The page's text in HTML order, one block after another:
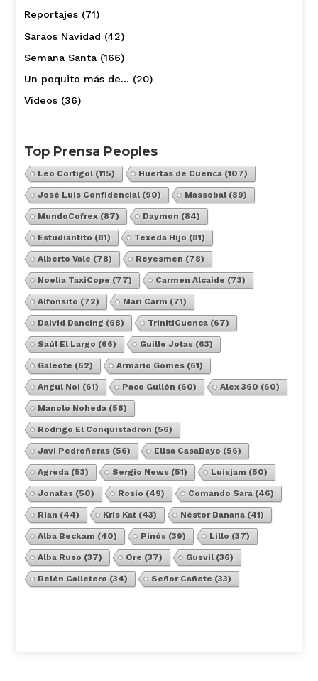
Reportajes(71)
Saraos Navidad (42)
Semana Santa(166)
Un poquito más de… (20)
Vídeos(36)
Top Prensa Peoples
Leo Cortigol(115) Huertas de Cuenca(107)
José Luis Confidencial(90) Massobal(89)
MundoCofrex(87) Daymon (84)
Estudiantito (81) Texeda Hijo (81)
Alberto Vale (78) Reyesmen (78)
Noelia TaxiCope (77) Carmen Alcaide (73)
Alfonsito (72) Mari Carm (71)
Daivid Dancing (68) TrinitiCuenca(67)
Saúl El Largo (66) Guille Jotas(63)
Galeote (62) Armario Gómes(61)
Angul Noi (61) Paco Gullón (60) Alex 360 (60)
Manolo Noheda(58)
Rodrigo El Conquistadron (56)
Javi Pedroñeras(56) Elisa CasaBayo (56)
Agreda(53) Sergio News(51) Luisjam (50)
Jonatas(50) Rosio (49) Comando Sara(46)
Rian (44) Kris Kat(43) Néstor Banana(41)
Alba Beckam (40) Pinós(39) Lillo (37)
Alba Ruso (37) Ore (37) Gusvil(36)
Belén Galletero (34) Señor Cañete (33)